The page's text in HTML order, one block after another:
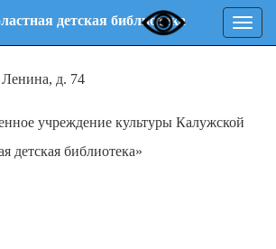
детская библиотека
Ленина, д. 74
учреждение культуры Калужской
детская библиотека»